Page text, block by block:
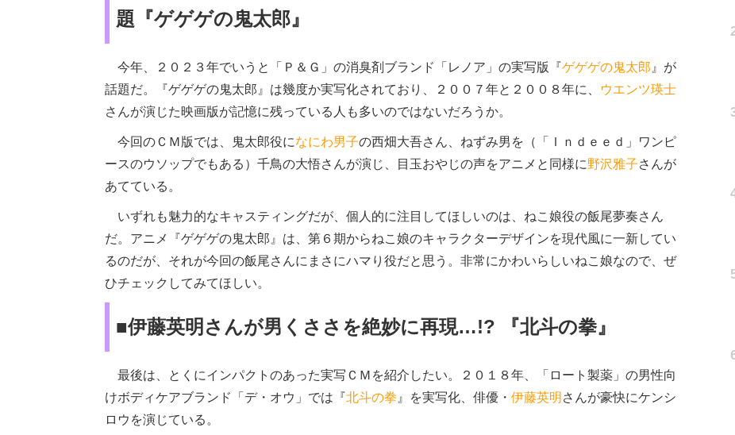
題『ゲゲゲの鬼太郎』
今年、２０２３年でいうと「Ｐ＆Ｇ」の消臭剤ブランド「レノア」の実写版『ゲゲゲの鬼太郎 』が
話題だ。『ゲゲゲの鬼太郎』は幾度か実写化されており、２００７年と２００８年に、
ウエンツ瑛士
さんが演じた映画版が記憶に残っている人も多いのではないだろうか。
今回のＣＭ版では、鬼太郎役になにわ男子の西畑大吾さん、ねずみ男を（「Ｉｎｄｅｅｄ」ワンピ
ースのウソップでもある）千鳥の大悟さんが演じ、目玉おやじの声をアニメと同様に野沢雅子さんが
あてている。
いずれも魅力的なキャスティングだが、個人的に注目してほしいのは、ねこ娘役の飯尾夢奏さん
だ。アニメ『ゲゲゲの鬼太郎』は、第６期からねこ娘のキャラクターデザインを現代風に一新してい
るのだが、それが今回の飯尾さんにまさにハマり役だと思う。非常にかわいらしいねこ娘なので、ぜ
ひチェックしてみてほしい。
■伊藤英明さんが男くささを絶妙に再現…!? 『北斗の拳』
最後は、とくにインパクトのあった実写ＣＭを紹介したい。２０１８年、「ロート製薬」の男性向
けボディケアブランド「デ・オウ」では『北斗の拳 』を実写化、俳優・ 伊藤英明 さんが豪快にケンシ
ロウを演じている。